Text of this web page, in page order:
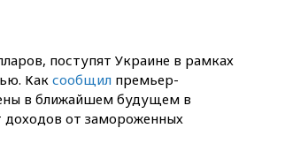
мирный житель
14:54В Аргентине умер отец
футболиста Лионеля Месси
поступят Украине в рамках
Как сообщил премьер-
в ближайшем будущем в
доходов от замороженных